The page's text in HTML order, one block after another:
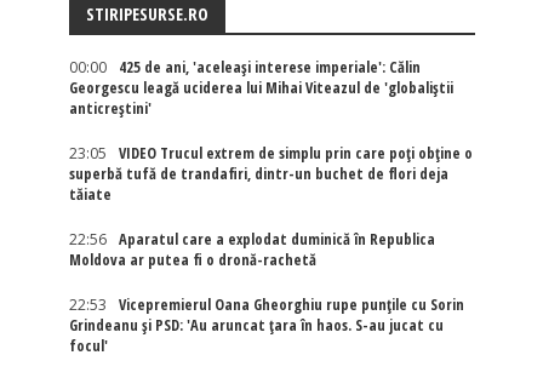
STIRIPESURSE.RO
00:00
425 de ani, 'aceleași interese imperiale': Călin
Georgescu leagă uciderea lui Mihai Viteazul de 'globaliștii
anticreștini'
23:05
VIDEO Trucul extrem de simplu prin care poți obține o
superbă tufă de trandafiri, dintr-un buchet de flori deja
tăiate
22:56
Aparatul care a explodat duminică în Republica
Moldova ar putea fi o dronă-rachetă
22:53
Vicepremierul Oana Gheorghiu rupe punțile cu Sorin
Grindeanu și PSD: 'Au aruncat țara în haos. S-au jucat cu
focul'